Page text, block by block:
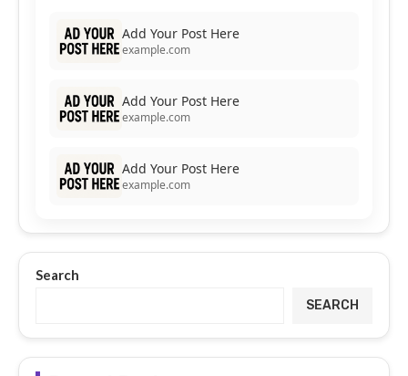
Add Your Post Here
example.com
Add Your Post Here
example.com
Add Your Post Here
example.com
Search
SEARCH